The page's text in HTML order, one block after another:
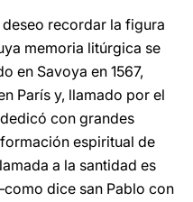
recordar la figura
memoria litúrgica se
en Savoya en 1567,
París y, llamado por el
con grandes
espiritual de
a la santidad es
dice san Pablo con